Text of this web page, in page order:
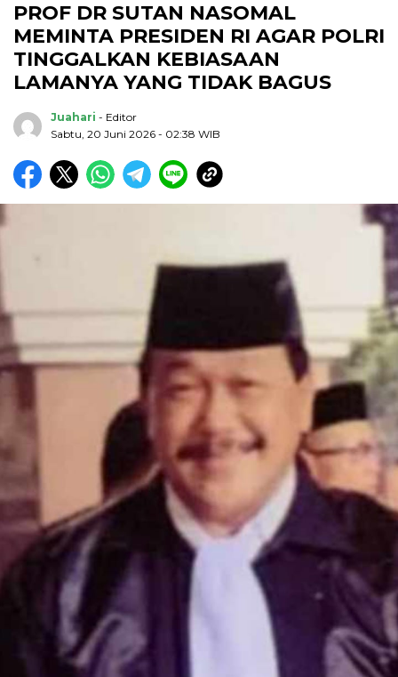
PROF DR SUTAN NASOMAL
MEMINTA PRESIDEN RI AGAR POLRI
TINGGALKAN KEBIASAAN
LAMANYA YANG TIDAK BAGUS
Juahari - Editor
Sabtu, 20 Juni 2026 - 02:38 WIB